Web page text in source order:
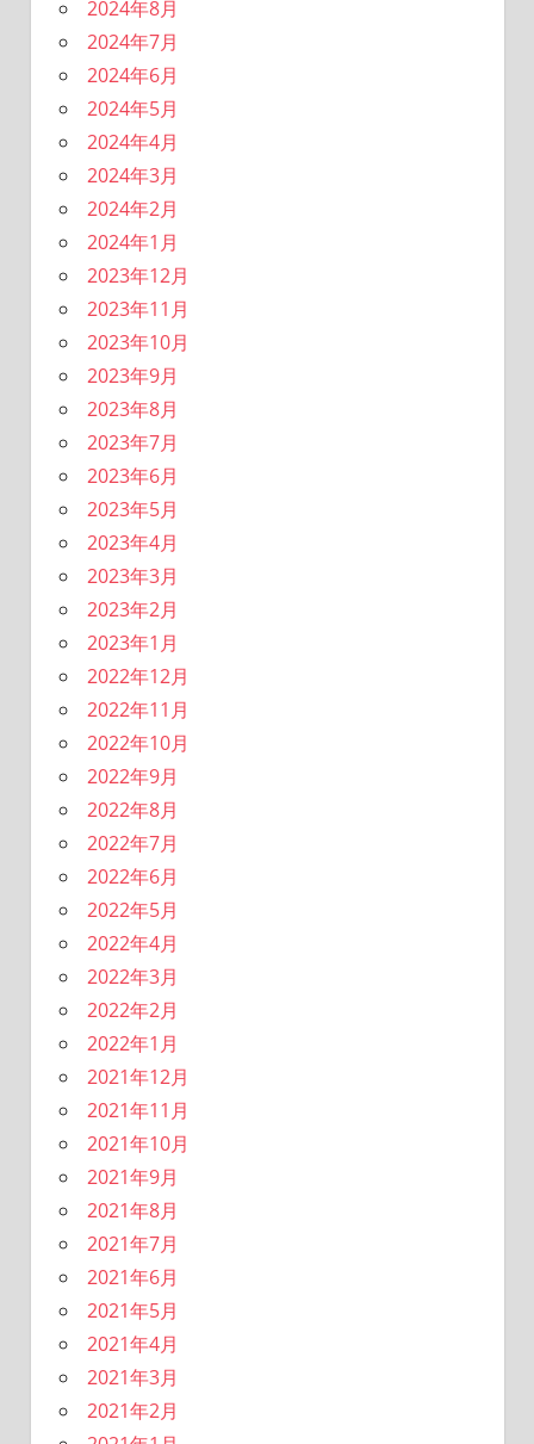
2024年8月
2024年7月
2024年6月
2024年5月
2024年4月
2024年3月
2024年2月
2024年1月
2023年12月
2023年11月
2023年10月
2023年9月
2023年8月
2023年7月
2023年6月
2023年5月
2023年4月
2023年3月
2023年2月
2023年1月
2022年12月
2022年11月
2022年10月
2022年9月
2022年8月
2022年7月
2022年6月
2022年5月
2022年4月
2022年3月
2022年2月
2022年1月
2021年12月
2021年11月
2021年10月
2021年9月
2021年8月
2021年7月
2021年6月
2021年5月
2021年4月
2021年3月
2021年2月